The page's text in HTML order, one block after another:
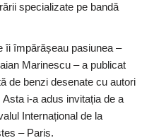
specializate pe bandă
îi împărășeau pasiunea –
Marinescu – a publicat
de benzi desenate cu autori
i-a adus invitația de a
Internațional de la
– Paris.